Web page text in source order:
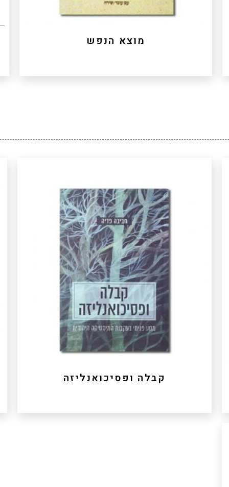
מוצא הנפש
לרכישה
קבלה ופסיכואנליזה
ספר מחקר ועיון הפורץ דרך בהבנתה של ישראל את
עצמה, ומהווה נקודת ציון ארכימדית במחשבה היהודית
בישראל. הוא מעניק קווי מחשבה ראשונים
להיסטוריוגרפיה של המזרח המציעה נקודות יחוס ונקודות
מכוננות חדשות על ציר הזמן שלה שאינן בהכרח תלויות
הכינון היורופוצנטרי. מאמרה המקורי של חביבה פדיה
פורש את ההיסטוריוגרפיה היהודית ומתבונן בה דרך
מטפורה ייחודית: מטפורת הבכי ובתוך כך מציעה העמדה
מחודשת של השיח מזרח מערב ומה בין בכי להתבכיינות.
לרכישה